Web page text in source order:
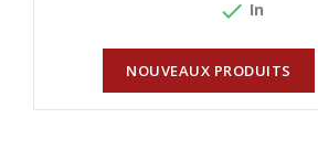
done In
NOUVEAUX PRODUITS